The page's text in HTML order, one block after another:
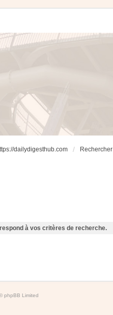
dailydigesthub.com Rechercher
à vos critères de recherche.
phpBB Limited